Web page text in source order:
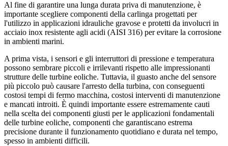
Al fine di garantire una lunga durata priva di manutenzione, è
importante scegliere componenti della carlinga progettati per
l'utilizzo in applicazioni idrauliche gravose e protetti da involucri in
acciaio inox resistente agli acidi (AISI 316) per evitare la corrosione
in ambienti marini.
A prima vista, i sensori e gli interruttori di pressione e temperatura
possono sembrare piccoli e irrilevanti rispetto alle impressionanti
strutture delle turbine eoliche. Tuttavia, il guasto anche del sensore
più piccolo può causare l'arresto della turbina, con conseguenti
costosi tempi di fermo macchina, costosi interventi di manutenzione
e mancati introiti. È quindi importante essere estremamente cauti
nella scelta dei componenti giusti per le applicazioni fondamentali
delle turbine eoliche, componenti che garantiscano estrema
precisione durante il funzionamento quotidiano e durata nel tempo,
spesso in ambienti difficili.